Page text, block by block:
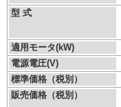
型 式
適用モータ(kW)
電源電圧(V)
標準価格（税別）
販売価格（税別）